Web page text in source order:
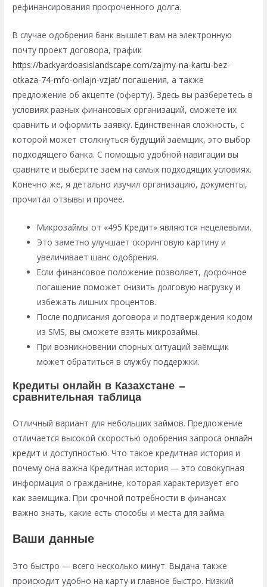
рефинансирования просроченного долга.
В случае одобрения банк вышлет вам на электронную
почту проект договора, график
https://backyardoasislandscape.com/zajmy-na-kartu-bez-
otkaza-74-mfo-onlajn-vzjat/ погашения, а также
предложение об акцепте (оферту). Здесь вы разберетесь в
условиях разных финансовых организаций, сможете их
сравнить и оформить заявку. Единственная сложность, с
которой может столкнуться будущий заёмщик, это выбор
подходящего банка. С помощью удобной навигации вы
сравните и выберите заём на самых подходящих условиях.
Конечно же, я детально изучил организацию, документы,
прочитал отзывы и прочее.
Микрозаймы от «495 Кредит» являются нецелевыми.
Это заметно улучшает скоринговую картину и
увеличивает шанс одобрения.
Если финансовое положение позволяет, досрочное
погашение поможет снизить долговую нагрузку и
избежать лишних процентов.
После подписания договора и подтверждения кодом
из SMS, вы сможете взять микрозаймы.
При возникновении спорных ситуаций заёмщик
может обратиться в службу поддержки.
Кредиты онлайн в Казахстане —
сравнительная таблица
Отличный вариант для небольших займов. Предложение
отличается высокой скоростью одобрения запроса онлайн
кредит и доступностью. Что такое кредитная история и
почему она важна Кредитная история — это совокупная
информация о гражданине, которая характеризует его
как заемщика. При срочной потребности в финансах
важно знать, какие есть способы и места для займа.
Ваши данные
Это быстро — всего несколько минут. Выдача также
происходит удобно на карту и главное быстро. Низкий